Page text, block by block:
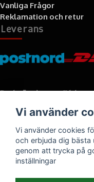
Vanliga Frågor
Reklamation och retur
Leverans
Betalningssätt
Vi använder
Vi använder cookies
och erbjuda dig bästa
genom att trycka på
inställningar